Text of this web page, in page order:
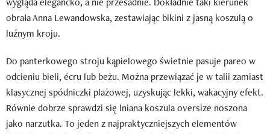
obrała Anna Lewandowska, zestawiając bikini z jasną koszulą o
luźnym kroju.
Do panterkowego stroju kąpielowego świetnie pasuje pareo w
odcieniu bieli, écru lub beżu. Można przewiązać je w talii zamiast
klasycznej spódniczki plażowej, uzyskując lekki, wakacyjny efekt.
Równie dobrze sprawdzi się lniana koszula oversize noszona
jako narzutka. To jeden z najpraktyczniejszych elementów